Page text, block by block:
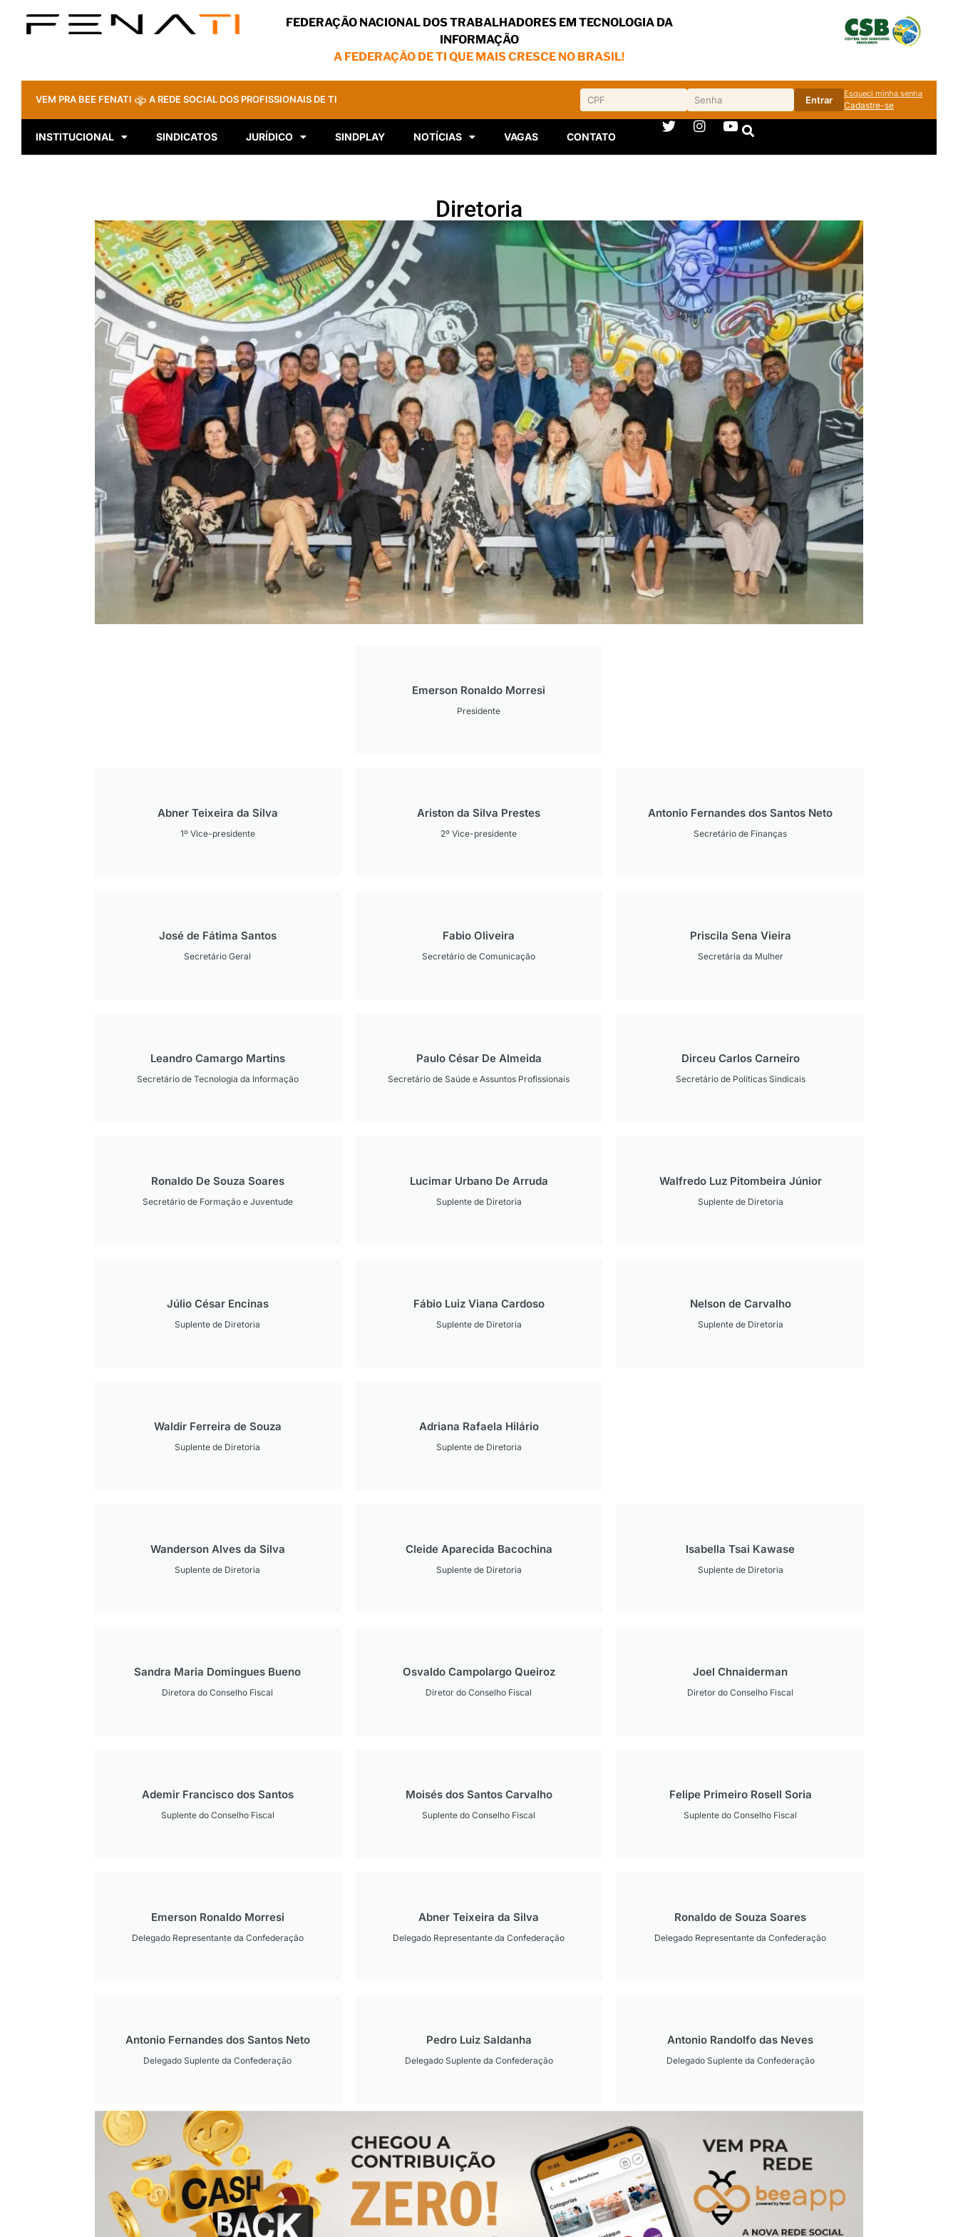
FEDERAÇÃO NACIONAL DOS TRABALHADORES EM TECNOLOGIA DA
INFORMAÇÃO
A FEDERAÇÃO DE TI QUE MAIS CRESCE NO BRASIL!
VEM PRA BEE FENATI A REDE SOCIAL DOS PROFISSIONAIS DE TI Entrar
Esqueci minha senha
Cadastre-se
INSTITUCIONAL SINDICATOS JURÍDICO SINDPLAY NOTÍCIAS VAGAS CONTATO
Diretoria
Emerson Ronaldo Morresi
Presidente
Abner Teixeira da Silva
1º Vice-presidente
Ariston da Silva Prestes
2º Vice-presidente
Antonio Fernandes dos Santos Neto
Secretário de Finanças
José de Fátima Santos
Secretário Geral
Fabio Oliveira
Secretário de Comunicação
Priscila Sena Vieira
Secretária da Mulher
Leandro Camargo Martins
Secretário de Tecnologia da Informação
Paulo César De Almeida
Secretário de Saúde e Assuntos Profissionais
Dirceu Carlos Carneiro
Secretário de Políticas Sindicais
Ronaldo De Souza Soares
Secretário de Formação e Juventude
Lucimar Urbano De Arruda
Suplente de Diretoria
Walfredo Luz Pitombeira Júnior
Suplente de Diretoria
Júlio César Encinas
Suplente de Diretoria
Fábio Luiz Viana Cardoso
Suplente de Diretoria
Nelson de Carvalho
Suplente de Diretoria
Waldir Ferreira de Souza
Suplente de Diretoria
Adriana Rafaela Hilário
Suplente de Diretoria
Wanderson Alves da Silva
Suplente de Diretoria
Cleide Aparecida Bacochina
Suplente de Diretoria
Isabella Tsai Kawase
Suplente de Diretoria
Sandra Maria Domingues Bueno
Diretora do Conselho Fiscal
Osvaldo Campolargo Queiroz
Diretor do Conselho Fiscal
Joel Chnaiderman
Diretor do Conselho Fiscal
Ademir Francisco dos Santos
Suplente do Conselho Fiscal
Moisés dos Santos Carvalho
Suplente do Conselho Fiscal
Felipe Primeiro Rosell Soria
Suplente do Conselho Fiscal
Emerson Ronaldo Morresi
Delegado Representante da Confederação
Abner Teixeira da Silva
Delegado Representante da Confederação
Ronaldo de Souza Soares
Delegado Representante da Confederação
Antonio Fernandes dos Santos Neto
Delegado Suplente da Confederação
Pedro Luiz Saldanha
Delegado Suplente da Confederação
Antonio Randolfo das Neves
Delegado Suplente da Confederação